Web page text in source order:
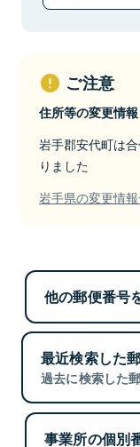
ご注意
住所等の変更情報
岩手郡安代町は
りました
岩手県の変更情
他の郵便番号
最近検索した
過去に検索した
事業所の個別